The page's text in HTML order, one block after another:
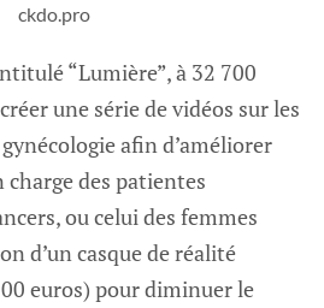
ckdo.pro
“Lumière”, à 32 700
une série de vidéos sur les
afin d’améliorer
charge des patientes
ou celui des femmes
d’un casque de réalité
euros) pour diminuer le